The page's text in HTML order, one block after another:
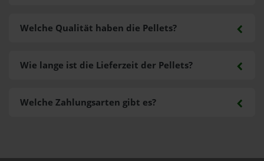
Welche Zahlungsarten gibt es?
Welche Qualität haben die Pellets?
Wie lange ist die Lieferzeit der Pellets?